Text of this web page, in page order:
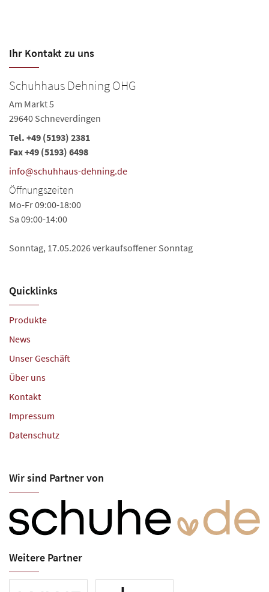
Ihr Kontakt zu uns
Schuhhaus Dehning OHG
Am Markt 5
29640 Schneverdingen
Tel. +49 (5193) 2381
Fax +49 (5193) 6498
info@schuhhaus-dehning.de
Öffnungszeiten
Mo-Fr 09:00-18:00
Sa 09:00-14:00
Sonntag, 17.05.2026 verkaufsoffener Sonntag
Quicklinks
Produkte
News
Unser Geschäft
Über uns
Kontakt
Impressum
Datenschutz
Wir sind Partner von
Weitere Partner